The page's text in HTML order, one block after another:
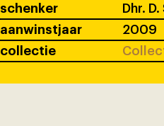
schenker
Dhr.
aanwinstjaar
2009
collectie